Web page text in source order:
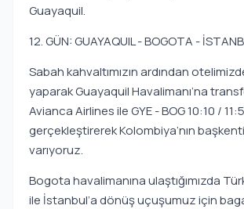
Guayaquil.
12. GÜN: GUAYAQUIL - BOGOTA -
Sabah kahvaltımızın ardından
yaparak Guayaquil Havalimanı’na
Avianca Airlines ile GYE - BOG 10:10 /
gerçekleştirerek Kolombiya’nın
varıyoruz.
Bogota havalimanına ulaştığımızda
ile İstanbul’a dönüş uçuşumuz için